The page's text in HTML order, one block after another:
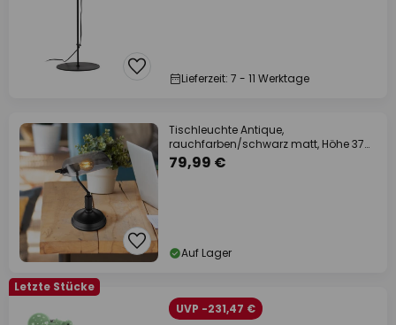
Lieferzeit: 7 - 11 Werktage
Tischleuchte Antique,
rauchfarben/schwarz matt, Höhe 37
cm
79,99 €
Auf Lager
Letzte Stücke
UVP -231,47 €